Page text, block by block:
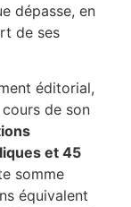
dépasse, en
de ses
éditorial,
de son
et 45
somme
équivalent